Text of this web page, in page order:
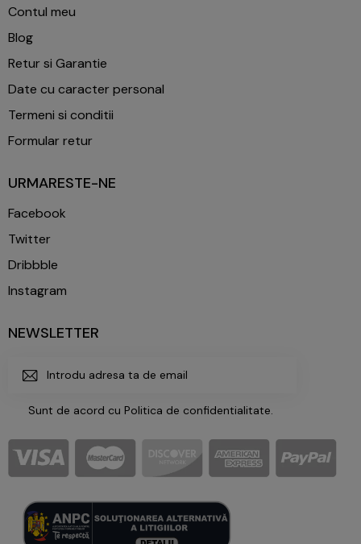
Contul meu
Blog
Retur si Garantie
Date cu caracter personal
Termeni si conditii
Formular retur
URMARESTE-NE
Facebook
Twitter
Dribbble
Instagram
NEWSLETTER
Sunt de acord cu Politica de confidentialitate.